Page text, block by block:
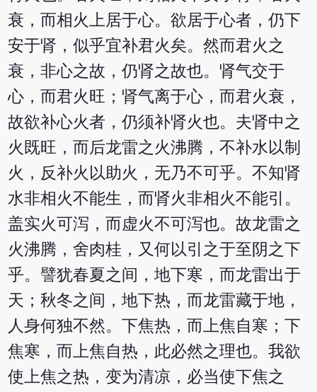
衰，而相火上居于心。欲居于心者，仍下
安于肾，似乎宜补君火矣。然而君火之
衰，非心之故，仍肾之故也。肾气交于
心，而君火旺；肾气离于心，而君火衰，
故欲补心火者，仍须补肾火也。夫肾中之
火既旺，而后龙雷之火沸腾，不补水以制
火，反补火以助火，无乃不可乎。不知肾
水非相火不能生，而肾火非相火不能引。
盖实火可泻，而虚火不可泻也。故龙雷之
火沸腾，舍肉桂，又何以引之于至阴之下
乎。譬犹春夏之间，地下寒，而龙雷出于
天；秋冬之间，地下热，而龙雷藏于地，
人身何独不然。下焦热，而上焦自寒；下
焦寒，而上焦自热，此必然之理也。我欲
使上焦之热，变为清凉，必当使下焦之